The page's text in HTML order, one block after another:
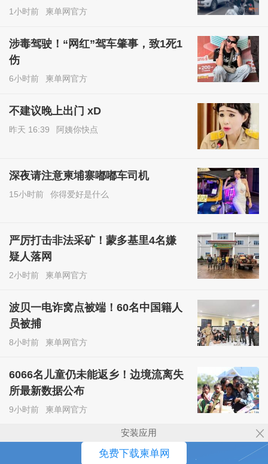
1小时前 柬单网官方
涉毒驾驶！“网红”驾车肇事，致1死1
伤
6小时前 柬单网官方
不建议晚上出门 xD
昨天 16:39 阿姨你快点
深夜请注意柬埔寨嘟嘟车司机
15小时前 你得爱好是什么
严厉打击非法采矿！蒙多基里4名嫌
疑人落网
2小时前 柬单网官方
波贝一电诈窝点被端！60名中国籍人
员被捕
8小时前 柬单网官方
6066名儿童仍未能返乡！边境流离失
所最新数据公布
9小时前 柬单网官方
安装应用
免费下载柬单网